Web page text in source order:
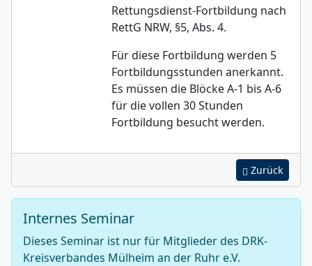
Rettungsdienst-Fortbildung nach
RettG NRW, §5, Abs. 4.
Für diese Fortbildung werden 5
Fortbildungsstunden anerkannt.
Es müssen die Blöcke A-1 bis A-6
für die vollen 30 Stunden
Fortbildung besucht werden.
Zurück
Internes Seminar
Dieses Seminar ist nur für Mitglieder des DRK-
Kreisverbandes Mülheim an der Ruhr e.V.